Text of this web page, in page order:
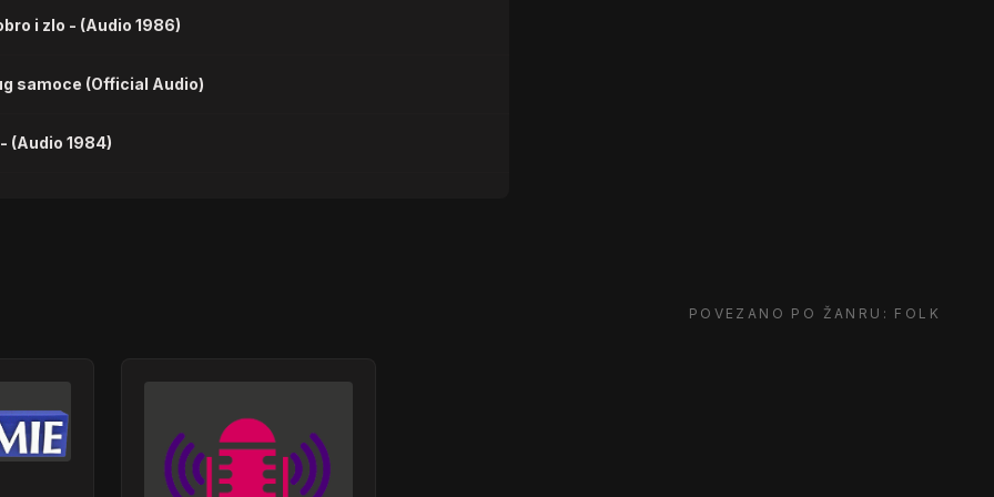
i zlo - (Audio 1986)
samoce (Official Audio)
(Audio 1984)
i Sanja Vučić
POVEZANO PO ŽANRU: FOLK